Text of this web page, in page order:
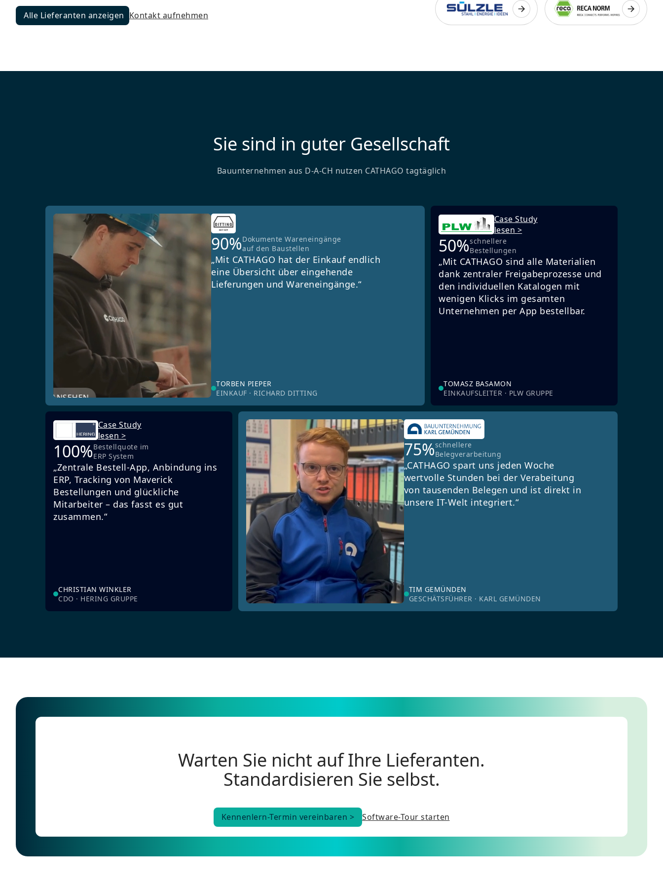
Alle Lieferanten anzeigen
Alle Lieferanten anzeigen
Kontakt aufnehmen
Sie sind in guter Gesellschaft
Bauunternehmen aus D-A-CH nutzen CATHAGO tagtäglich
JETZT ANSEHEN
90%Dokumente Wareneingänge
auf den Baustellen
„Mit CATHAGO hat der Einkauf endlich
eine Übersicht über eingehende
Lieferungen und Wareneingänge.“
TORBEN PIEPER
EINKAUF · RICHARD DITTING
Case Study
lesen >
50%schnellere
Bestellungen
„Mit CATHAGO sind alle Materialien
dank zentraler Freigabeprozesse und
den individuellen Katalogen mit
wenigen Klicks im gesamten
Unternehmen per App bestellbar.
TOMASZ BASAMON
EINKAUFSLEITER · PLW GRUPPE
Case Study
lesen >
100%Bestellquote im
ERP System
„Zentrale Bestell-App, Anbindung ins
ERP, Tracking von Maverick
Bestellungen und glückliche
Mitarbeiter – das fasst es gut
zusammen.“
CHRISTIAN WINKLER
CDO · HERING GRUPPE
75%schnellere
Belegverarbeitung
„CATHAGO spart uns jeden Woche
wertvolle Stunden bei der Verabeitung
von tausenden Belegen und ist direkt in
unsere IT-Welt integriert.“
TIM GEMÜNDEN
GESCHÄTSFÜHRER · KARL GEMÜNDEN
Warten Sie nicht auf Ihre Lieferanten.
Standardisieren Sie selbst.
Kennenlern-Termin vereinbaren >
Kennenlern-Termin vereinbaren >
Software-Tour starten